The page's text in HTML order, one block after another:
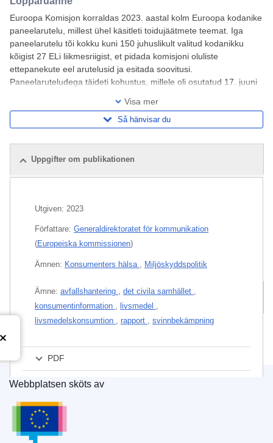
Euroopa Komisjon korraldas 2023. aastal kolm Euroopa kodanike
paneelarutelu, millest ühel käsitleti toidujäätmete teemat. Iga
paneelarutelu tõi kokku kuni 150 juhuslikult valitud kodanikku
kõigist 27 ELi liikmesriigist, et pidada komisjoni oluliste
ettepanekute eel arutelusid ja esitada soovitusi.
Paneelaruteludega täideti kohustus, millele oli osutatud 17. juuni
Visa mer
Så hänvisar du
Uppgifter om publikationen
Relaterade publikationer
Utgiven: 2023
Författare: Generaldirektoratet för kommunikation
(Europeiska kommissionen)
Ämnen: Konsumenters hälsa , Miljöskyddspolitik
Ämne: avfallshantering , det civila samhället ,
konsumentinformation , livsmedel ,
livsmedelskonsumtion , rapport , svinnbekämpning
PDF
Papper
Released on EU publications website:
Europeiska unionens publikationsbyrå
Webbplatsen sköts av